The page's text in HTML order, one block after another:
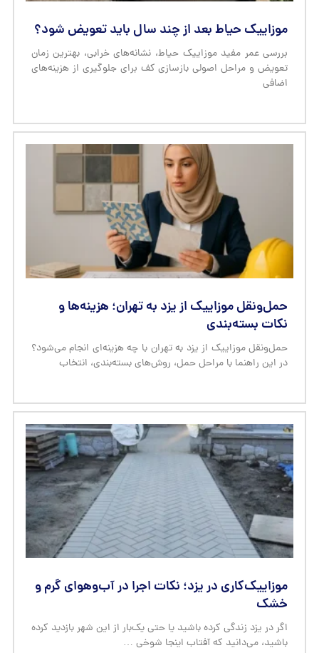
موزاییک حیاط بعد از چند سال باید تعویض شود؟
بررسی عمر مفید موزاییک حیاط، نشانه‌های خرابی، بهترین زمان
تعویض و مراحل اصولی بازسازی کف برای جلوگیری از هزینه‌های
اضافی
حمل‌ونقل موزاییک از یزد به تهران؛ هزینه‌ها و
نکات بسته‌بندی
حمل‌ونقل موزاییک از یزد به تهران با چه هزینه‌ای انجام می‌شود؟
در این راهنما با مراحل حمل، روش‌های بسته‌بندی، انتخاب
موزاییک‌کاری در یزد؛ نکات اجرا در آب‌وهوای گرم و
خشک
اگر در یزد زندگی کرده باشید یا حتی یک‌بار از این شهر بازدید کرده
باشید، می‌دانید که آفتاب اینجا شوخی …